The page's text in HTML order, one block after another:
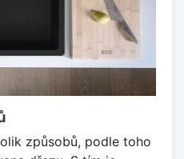
způsobů, podle toho